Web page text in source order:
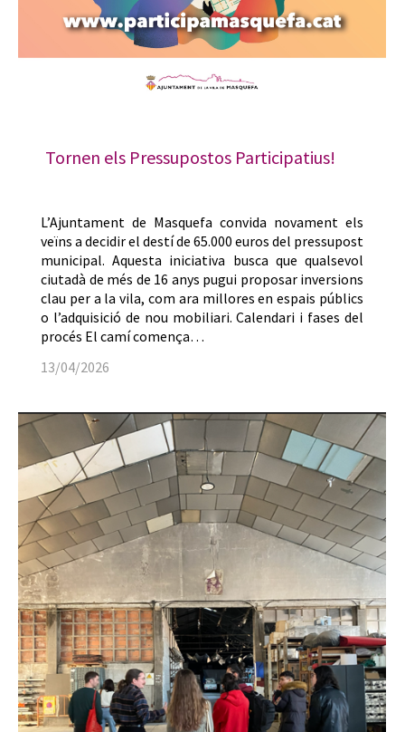
Tornen els Pressupostos Participatius!
L’Ajuntament de Masquefa convida novament els
veïns a decidir el destí de 65.000 euros del pressupost
municipal. Aquesta iniciativa busca que qualsevol
ciutadà de més de 16 anys pugui proposar inversions
clau per a la vila, com ara millores en espais públics
o l’adquisició de nou mobiliari. Calendari i fases del
procés El camí comença…
13/04/2026